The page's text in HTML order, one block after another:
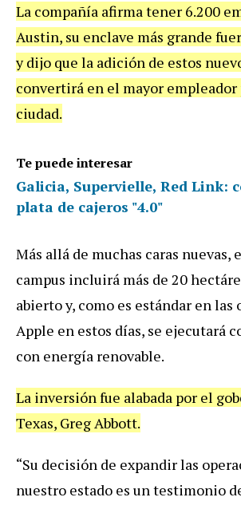
La compañía afirma tener 6.200
Austin, su enclave más grande
y dijo que la adición de estos
convertirá en el mayor empleador
ciudad.
Te puede interesar
Galicia, Supervielle, Red Link:
plata de cajeros "4.0"
Más allá de muchas caras nuevas,
campus incluirá más de 20
abierto y, como es estándar en las
Apple en estos días, se ejecutará
con energía renovable.
La inversión fue alabada por el
Texas, Greg Abbott.
“Su decisión de expandir las
nuestro estado es un testimonio